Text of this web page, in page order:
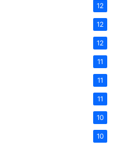
12
12
12
11
11
11
10
10